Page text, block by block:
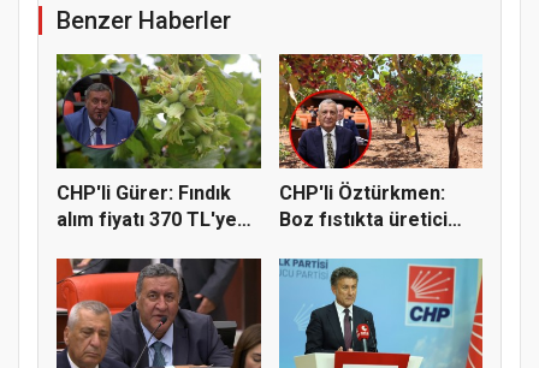
Benzer Haberler
CHP'li Gürer: Fındık
alım fiyatı 370 TL'ye
CHP'li Öztürkmen:
Boz fıstıkta üretici